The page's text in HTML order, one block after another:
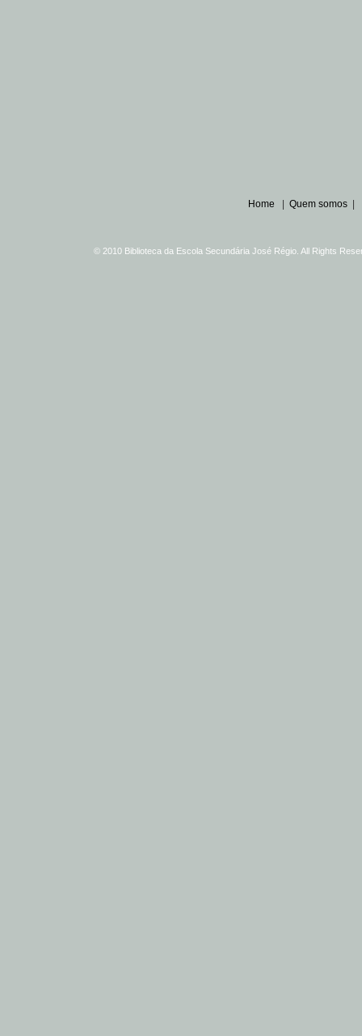
Home Quem somos
© 2010 Biblioteca da Escola Secundária José Régio. All Rights